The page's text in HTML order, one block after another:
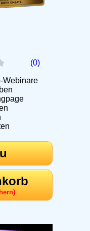
(0)
Webinare